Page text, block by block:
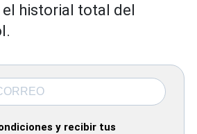
el historial total del
y recibir tus